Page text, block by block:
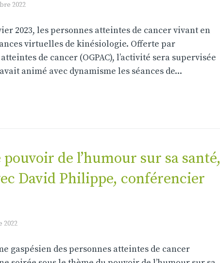
2022
2023, les personnes atteintes de cancer vivant en
virtuelles de kinésiologie. Offerte par
de cancer (OGPAC), l’activité sera supervisée
animé avec dynamisme les séances de...
de l’humour sur sa santé,
David Philippe, conférencier
2022
gaspésien des personnes atteintes de cancer